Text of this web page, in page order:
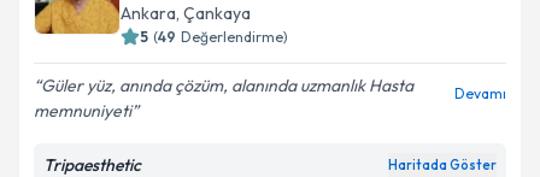
Ankara, Çankaya
5 (49 Değerlendirme)
Güler yüz, anında çözüm, alanında uzmanlık Hasta
memnuniyeti
Devamı
Tripaesthetic Haritada Göster